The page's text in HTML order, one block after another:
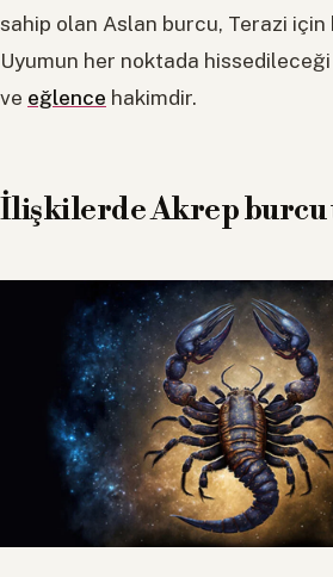
sahip olan Aslan burcu, Terazi
Uyumun her noktada
ve eğlence hakimdir.
İlişkilerde Akrep burcu